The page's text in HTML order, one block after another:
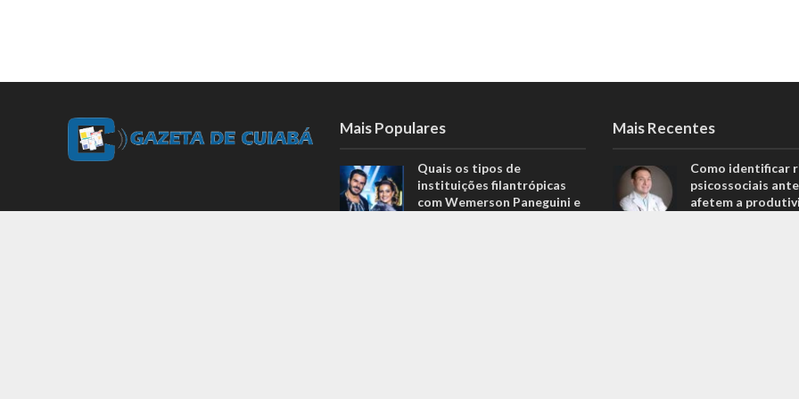
Mais Populares
Quais os tipos de
instituições filantrópicas
com Wemerson Paneguini e
Mais Recentes
Como identificar
psicossociais
afetem a